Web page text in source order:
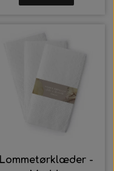
Lommetørklæder -